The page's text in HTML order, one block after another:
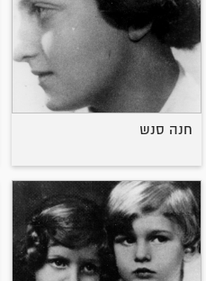
חנה סנש